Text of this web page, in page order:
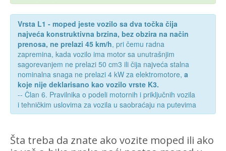
Vrsta L1 - moped jeste vozilo sa dva točka čija
najveća konstruktivna brzina, bez obzira na način
prenosa, ne prelazi 45 km/h, pri čemu radna
zapremina, kada vozilo ima motor sa unutrašnjim
sagorevanjem ne prelazi 50 cm3 ili čija najveća stalna
nominalna snaga ne prelazi 4 kW za elektromotore, a
koje nije deklarisano kao vozilo vrste K3.
-- Član 6. Pravilnika o podeli motornih i priključnih vozila
i tehničkim uslovima za vozila u saobraćaju na putevima
Šta treba da znate ako vozite moped ili ako